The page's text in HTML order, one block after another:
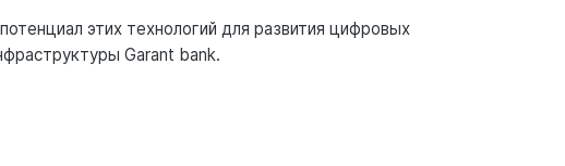
этих технологий для развития цифровых
Garant bank.